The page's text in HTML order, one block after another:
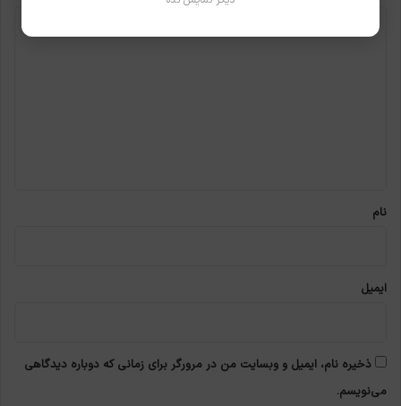
نام
ایمیل
ذخیره نام، ایمیل و وبسایت من در مرورگر برای زمانی که دوباره دیدگاهی
می‌نویسم.